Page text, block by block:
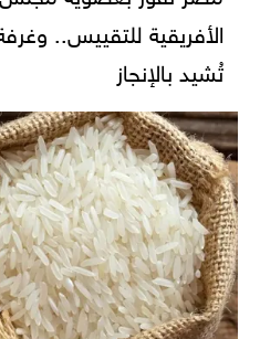
الأفريقية للتقييس..
تُشيد بالإنجاز